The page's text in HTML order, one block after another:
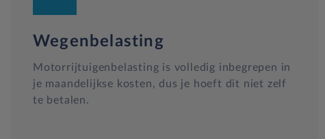
Wegenbelasting
Motorrijtuigenbelasting is volledig inbegrepen in
je maandelijkse kosten, dus je hoeft dit niet zelf
te betalen.